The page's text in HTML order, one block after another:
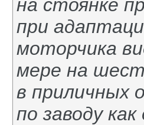
на стоянке
при
моторчика
мере на
в приличных
по заводу